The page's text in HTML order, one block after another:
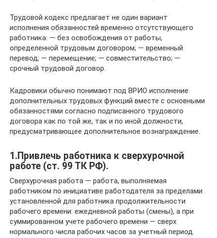
Трудовой кодекс предлагает не один вариант
исполнения обязанностей временно отсутствующего
работника: — без освобождения от работы,
определенной трудовым договором; — временный
перевод; — перемещение; — совместительство; —
срочный трудовой договор.
Кадровики обычно понимают под ВРИО исполнение
дополнительных трудовых функций вместе с основными
обязанностями согласно подписанного трудового
договора как по той же, так и по иной должности,
предусматривающее дополнительное вознаграждение.
1.Привлечь работника к сверхурочной
работе (ст. 99 ТК РФ).
Сверхурочная работа — работа, выполняемая
работником по инициативе работодателя за пределами
установленной для работника продолжительности
рабочего времени: ежедневной работы (смены), а при
суммированном учете рабочего времени — сверх
нормального числа рабочих часов за учетный период.